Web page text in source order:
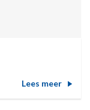
Lees meer